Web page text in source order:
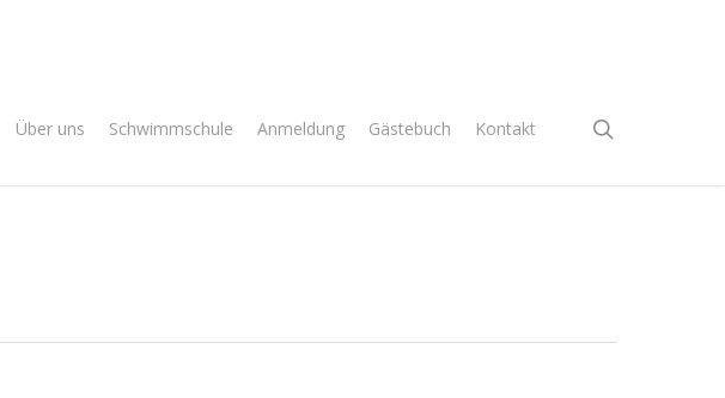
Über uns
Schwimmschule Anmeldung Gästebuch Kontakt